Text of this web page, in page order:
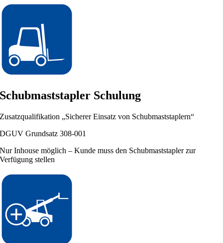
Schubmaststapler Schulung
Zusatzqualifikation „Sicherer Einsatz von Schubmaststaplern“
DGUV Grundsatz 308-001
Nur Inhouse möglich – Kunde muss den Schubmaststapler zur
Verfügung stellen